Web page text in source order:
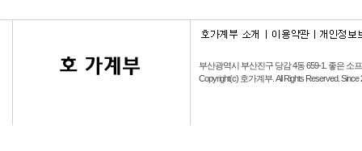
부산광역시 부산진구 당감 4동 659-1. 좋은 소
Copyright(c) 호가계부. All Rights Reserved. Since